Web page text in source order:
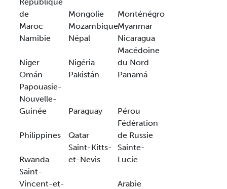
de
Mongolie
Monténégro
Maroc
MozambiqueMyanmar
Namibie
Népal Nicaragua
Níger Nigéria
Macédoine
du Nord
Omán
Pakistán
Panamá
Papouasie-
Nouvelle-
Guinée
Paraguay Pérou
Philippines Qatar
Fédération
de Russie
Rwanda
Saint-Kitts-
et-Nevis
Sainte-
Lucie
Saint-
Vincent-et-
Arabie